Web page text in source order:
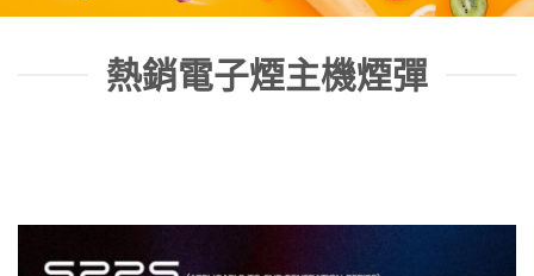
熱銷電子煙主機煙彈